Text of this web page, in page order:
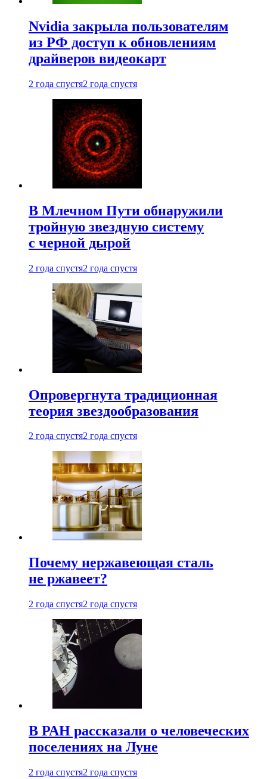
Nvidia закрыла пользователям
из РФ доступ к обновлениям
драйверов видеокарт
2 года спустя2 года спустя
В Млечном Пути обнаружили
тройную звездную систему
с черной дырой
2 года спустя2 года спустя
Опровергнута традиционная
теория звездообразования
2 года спустя2 года спустя
Почему нержавеющая сталь
не ржавеет?
2 года спустя2 года спустя
В РАН рассказали о человеческих
поселениях на Луне
2 года спустя2 года спустя